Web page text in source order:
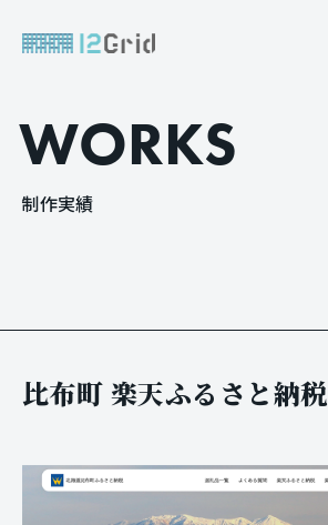
WORKS
制作実績
比布町 楽天ふるさと納税